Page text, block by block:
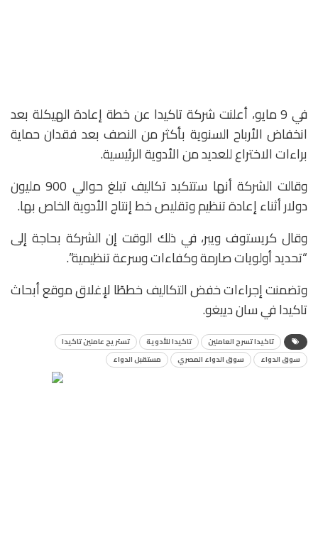
في 9 مايو، أعلنت شركة تاكيدا عن خطة إعادة الهيكلة بعد
انخفاض الأرباح السنوية بأكثر من النصف بعد فقدان حماية
براءات الاختراع للعديد من الأدوية الرئيسية.
وقالت الشركة أنها ستتكبد تكاليف تبلغ حوالي 900 مليون
دولار أثناء إعادة تنظيم وتقليص خط إنتاج الأدوية الخاص بها.
وقال كريستوف ويبر، في ذلك الوقت إن الشركة بحاجة إلى
“تحديد أولويات صارمة وكفاءات وسرعة تنظيمية”.
وتضمنت إجراءات خفض التكاليف خططًا لإغلاق موقع أبحاث
تاكيدا في سان دييغو.
تاكيدا تسرح العاملين تاكيدا للأدوية
تستريح عاملين تاكيدا
سوق الدواء
سوق الدواء المصري مستقبل الدواء